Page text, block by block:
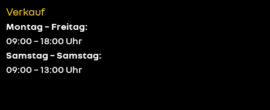
Verkauf
Montag – Freitag:
09:00 – 18:00 Uhr
Samstag – Samstag:
09:00 – 13:00 Uhr